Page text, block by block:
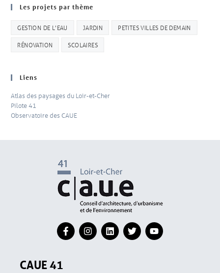
Les projets par thème
GESTION DE L'EAU JARDIN PETITES VILLES DE DEMAIN
RÉNOVATION SCOLAIRES
Liens
Atlas des paysages du Loir-et-Cher
Pilote 41
Observatoire des CAUE
CAUE 41